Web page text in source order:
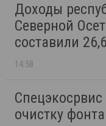
Доходы
Северной
составили
14:58
очистку